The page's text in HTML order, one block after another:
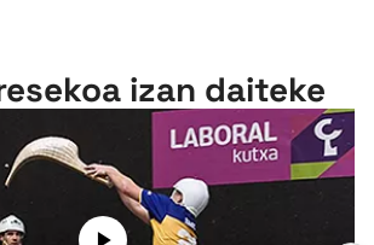
izan daiteke